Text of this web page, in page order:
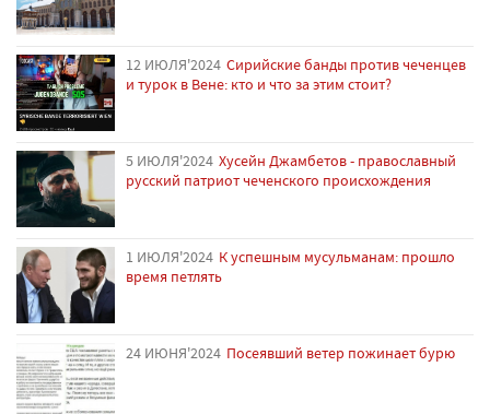
12 ИЮЛЯ'2024 Сирийские банды против чеченцев
и турок в Вене: кто и что за этим стоит?
5 ИЮЛЯ'2024 Хусейн Джамбетов - православный
русский патриот чеченского происхождения
1 ИЮЛЯ'2024 К успешным мусульманам: прошло
время петлять
24 ИЮНЯ'2024 Посеявший ветер пожинает бурю